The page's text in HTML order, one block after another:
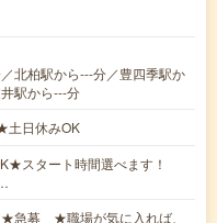
北柏駅から---分／豊四季駅か
駅から---分
日休みOK
スタート時間選べます！
急募 ★職場が気に入れば、